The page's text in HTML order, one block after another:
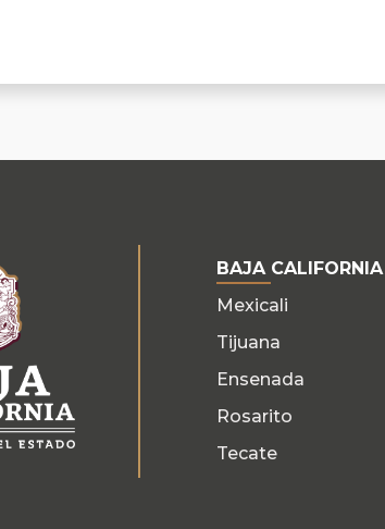
BAJA CALIFORNIA
Mexicali
Tijuana
Ensenada
Rosarito
Tecate